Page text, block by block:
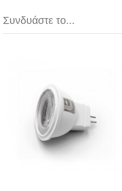
Συνδυάστε το...